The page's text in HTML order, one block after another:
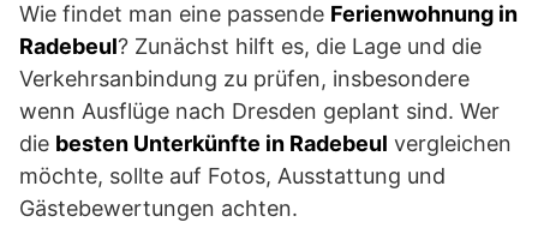
Wie findet man eine passende Ferienwohnung in
Radebeul? Zunächst hilft es, die Lage und die
Verkehrsanbindung zu prüfen, insbesondere
wenn Ausflüge nach Dresden geplant sind. Wer
die besten Unterkünfte in Radebeul vergleichen
möchte, sollte auf Fotos, Ausstattung und
Gästebewertungen achten.